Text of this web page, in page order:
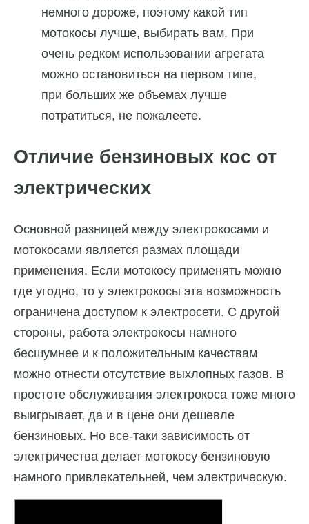
немного дороже, поэтому какой тип
мотокосы лучше, выбирать вам. При
очень редком использовании агрегата
можно остановиться на первом типе,
при больших же объемах лучше
потратиться, не пожалеете.
Отличие бензиновых кос от
электрических
Основной разницей между электрокосами и
мотокосами является размах площади
применения. Если мотокосу применять можно
где угодно, то у электрокосы эта возможность
ограничена доступом к электросети. С другой
стороны, работа электрокосы намного
бесшумнее и к положительным качествам
можно отнести отсутствие выхлопных газов. В
простоте обслуживания электрокоса тоже много
выигрывает, да и в цене они дешевле
бензиновых. Но все-таки зависимость от
электричества делает мотокосу бензиновую
намного привлекательней, чем электрическую.